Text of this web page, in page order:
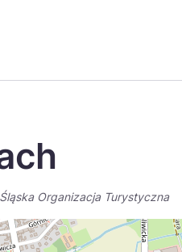
Śląska Organizacja Turystyczna